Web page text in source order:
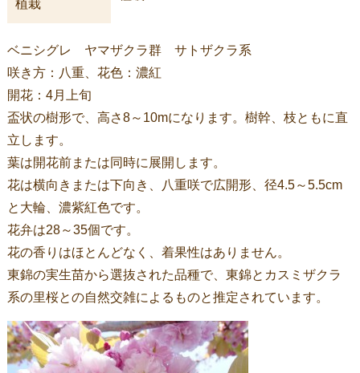
植栽
ベニシグレ ヤマザクラ群 サトザクラ系
咲き方：八重、花色：濃紅
開花：4月上旬
盃状の樹形で、高さ8～10mになります。樹幹、枝ともに直
立します。
葉は開花前または同時に展開します。
花は横向きまたは下向き、八重咲で広開形、径4.5～5.5cm
と大輪、濃紫紅色です。
花弁は28～35個です。
花の香りはほとんどなく、着果性はありません。
東錦の実生苗から選抜された品種で、東錦とカスミザクラ
系の里桜との自然交雑によるものと推定されています。